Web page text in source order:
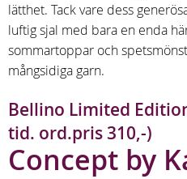
lätthet. Tack vare dess
luftig sjal med bara en enda
sommartoppar och
mångsidiga garn.
Bellino Limited
tid. ord.pris 310,-)
Concept by